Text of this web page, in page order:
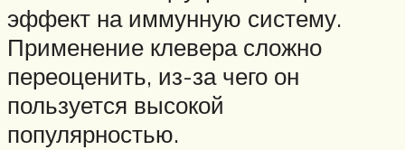
эффект на иммунную систему.
Применение клевера сложно
переоценить, из-за чего он
пользуется высокой
популярностью.